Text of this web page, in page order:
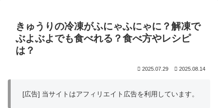
きゅうりの冷凍がふにゃふにゃに？解凍で
ぶよぶよでも食べれる？食べ方やレシピ
は？
2025.07.29 2025.08.14
[広告] 当サイトはアフィリエイト広告を利用しています。